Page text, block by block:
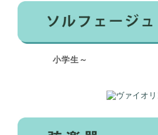
小学生～